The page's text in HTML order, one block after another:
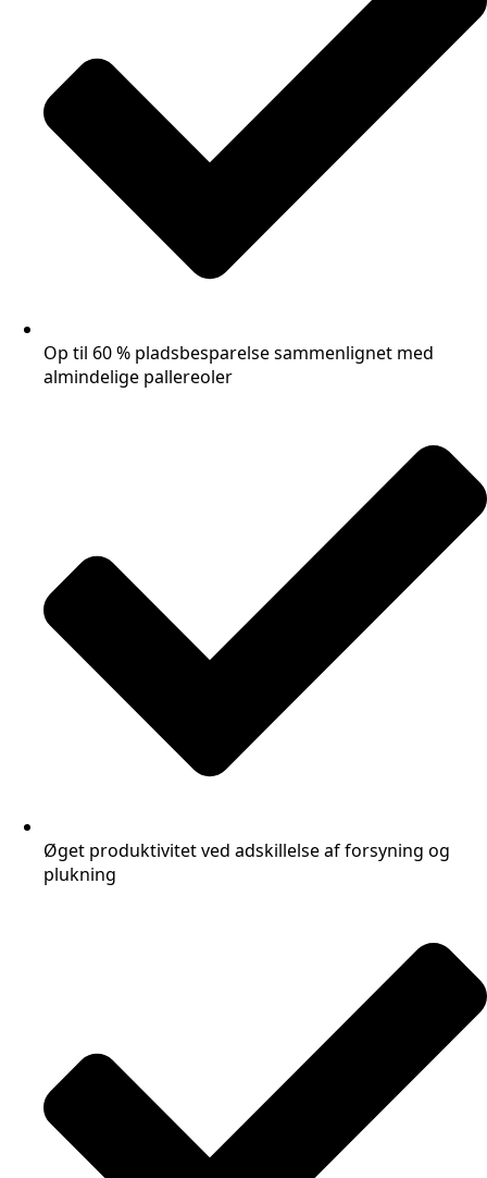
Op til 60 % pladsbesparelse sammenlignet med
almindelige pallereoler
Øget produktivitet ved adskillelse af forsyning og
plukning